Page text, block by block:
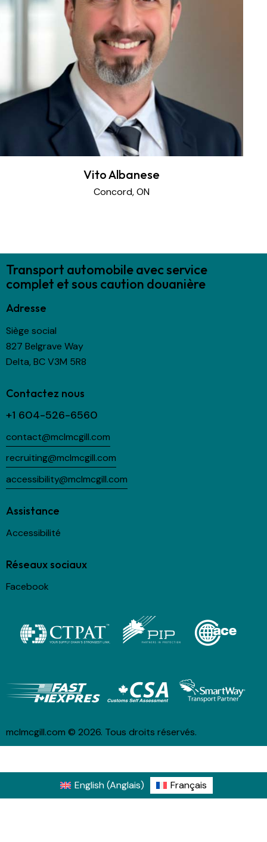
Vito Albanese
Concord, ON
Transport automobile avec service
complet et sous caution douanière
Adresse
Siège social
827 Belgrave Way
Delta, BC V3M 5R8
Contactez nous
+1 604-526-6560
contact@mclmcgill.com
recruiting@mclmcgill.com
accessibility@mclmcgill.com
Assistance
Accessibilité
Réseaux sociaux
Facebook
mclmcgill.com © 2026. Tous droits réservés.
English(Anglais) Français